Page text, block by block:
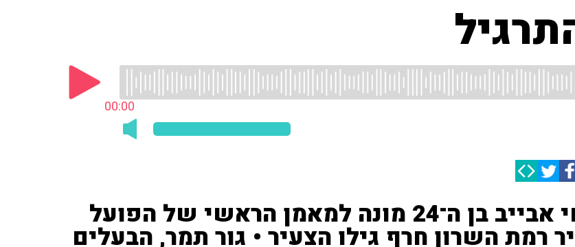
00:00
חי אבייב בן ה־24 מונה למאמן הראשי של הפועל
רמת השרון חרף גילו הצעיר • גור תמר, הבעלים